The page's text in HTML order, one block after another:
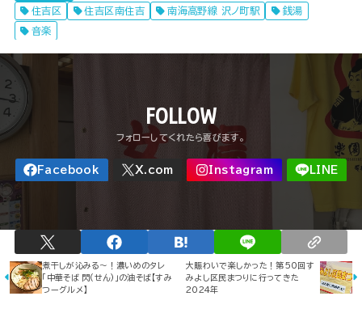
住吉区
住吉区南住吉 南海高野線 沢ノ町駅
銭湯
音楽
FOLLOW
煮干しが沁みる～！濃いめのタレ
「中華そば 閃(せん)」の油そば【すみ
つーグルメ】
大賑わいで楽しかった！第50回す
みよし区民まつりに行ってきた
2024年